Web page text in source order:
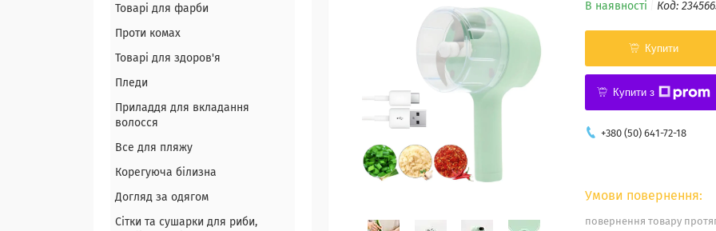
В наявності Код:
Купити
Купити з
+380 (50) 641-72-18
повернення товару
Товарі для фарби
Проти комах
Товарі для здоров'я
Пледи
Приладдя для вкладання
волосся
Все для пляжу
Корегуюча білизна
Догляд за одягом
Сітки та сушарки для риби,